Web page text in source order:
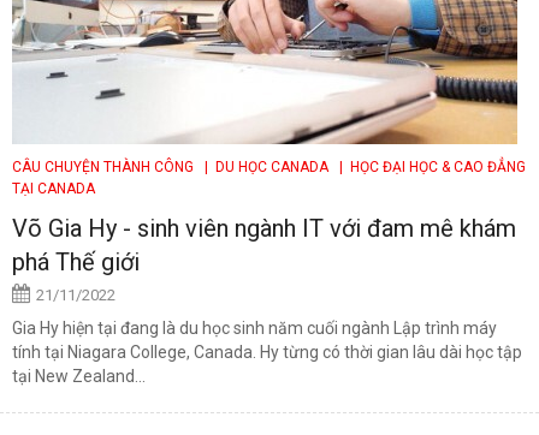
CÂU CHUYỆN THÀNH CÔNG | DU HỌC CANADA
| HỌC ĐẠI HỌC & CAO ĐẲNG
TẠI CANADA
Võ Gia Hy - sinh viên ngành IT với đam mê khám
phá Thế giới
21/11/2022
Gia Hy hiện tại đang là du học sinh năm cuối ngành Lập trình máy
tính tại Niagara College, Canada. Hy từng có thời gian lâu dài học tập
tại New Zealand...